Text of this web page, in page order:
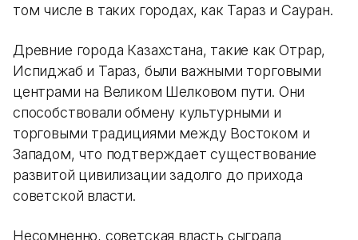
том числе в таких городах, как Тараз и Сауран.
Древние города Казахстана, такие как Отрар,
Испиджаб и Тараз, были важными торговыми
центрами на Великом Шелковом пути. Они
способствовали обмену культурными и
торговыми традициями между Востоком и
Западом, что подтверждает существование
развитой цивилизации задолго до прихода
советской власти.
Несомненно, советская власть сыграла